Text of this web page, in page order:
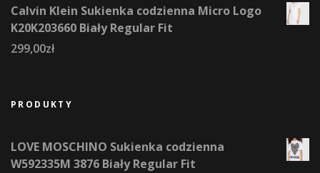
Calvin Klein Sukienka codzienna Micro Logo
K20K203660 Biały Regular Fit
299,00zł
PRODUKTY
LOVE MOSCHINO Sukienka codzienna
W592335M 3876 Biały Regular Fit